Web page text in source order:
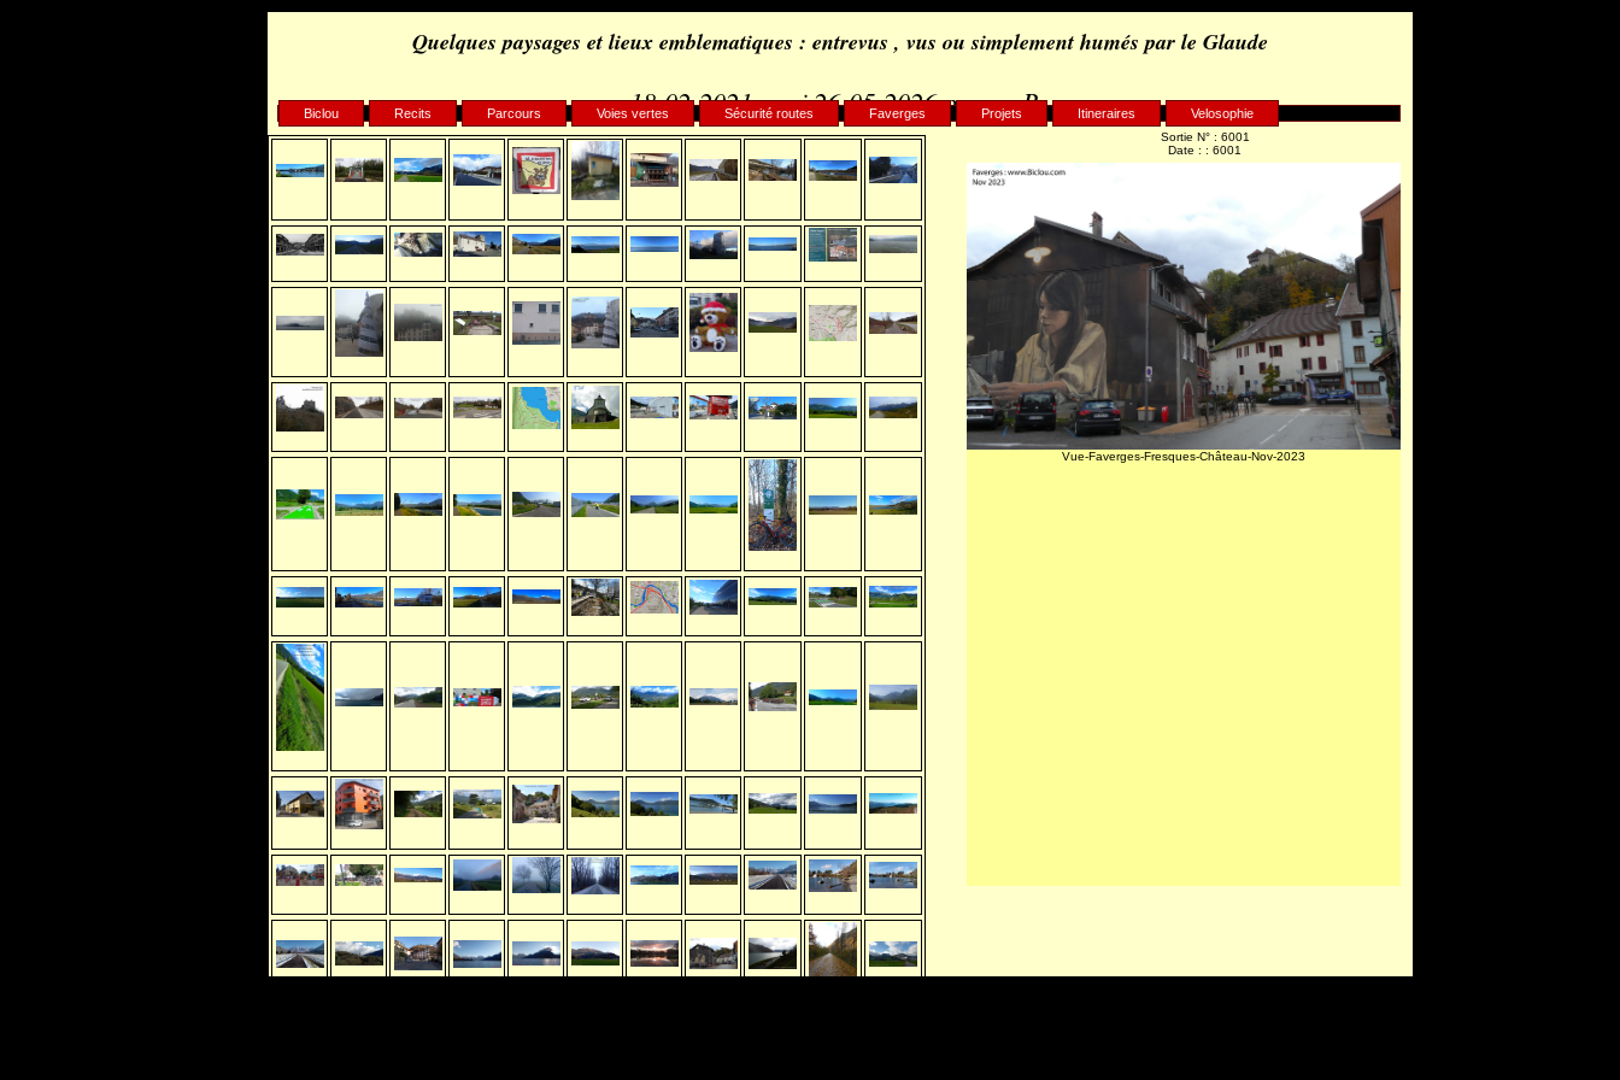
Biclou Recits Parcours Voies vertes Sécurité routes Faverges Projets Itineraires Velosophie
Quelques paysages et lieux emblematiques : entrevus , vus ou simplement humés par le Glaude
18-02-2021, maj 26-05-2026 par c.. B..
Vue-Faverges-Fresques-Château-Nov-2023
Sortie N° : 6001
Date : : 6001